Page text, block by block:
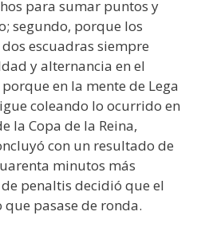
para sumar puntos y
segundo, porque los
escuadras siempre
y alternancia en el
en la mente de Lega
coleando lo ocurrido en
la Copa de la Reina,
con un resultado de
minutos más
penaltis decidió que el
pasase de ronda.